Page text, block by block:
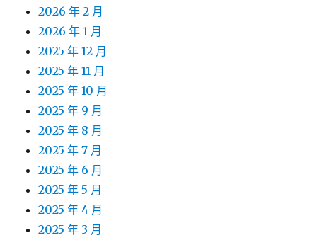
2026 年 2 月
2026 年 1 月
2025 年 12 月
2025 年 11 月
2025 年 10 月
2025 年 9 月
2025 年 8 月
2025 年 7 月
2025 年 6 月
2025 年 5 月
2025 年 4 月
2025 年 3 月